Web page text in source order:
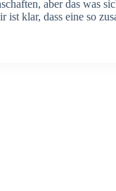
aber das was
klar, dass eine so